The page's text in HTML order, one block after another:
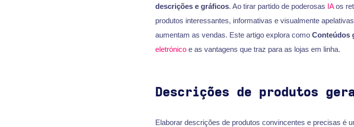
descrições e gráficos. Ao tirar partido de poderosas IAos
produtos interessantes, informativas e visualmente
aumentam as vendas. Este artigo explora como Conteúdos
eletrónicoe as vantagens que traz para as lojas em linha.
Descrições de produtos
Elaborar descrições de produtos convincentes e precisas é